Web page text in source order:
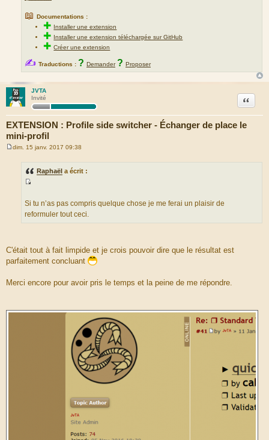
📖 Documentations :
✚ Installer une extension
✚ Installer une extension téléchargée sur GitHub
✚Créer une extension
✍ Traductions : ? Demander ? Proposer
JVTA
Invité
EXTENSION : Profile side switcher - Échanger de place le
mini-profil
Citation
dim. 15 janv. 2017 09:38
Raphaël a écrit :
o
u
d
u
e
s
Si tu n’as pas compris quelque chose je me ferai un plaisir de
reformuler tout ceci.
C'était tout à fait limpide et je crois pouvoir dire que le résultat est
parfaitement concluant
Merci encore pour avoir pris le temps et la peine de me répondre.